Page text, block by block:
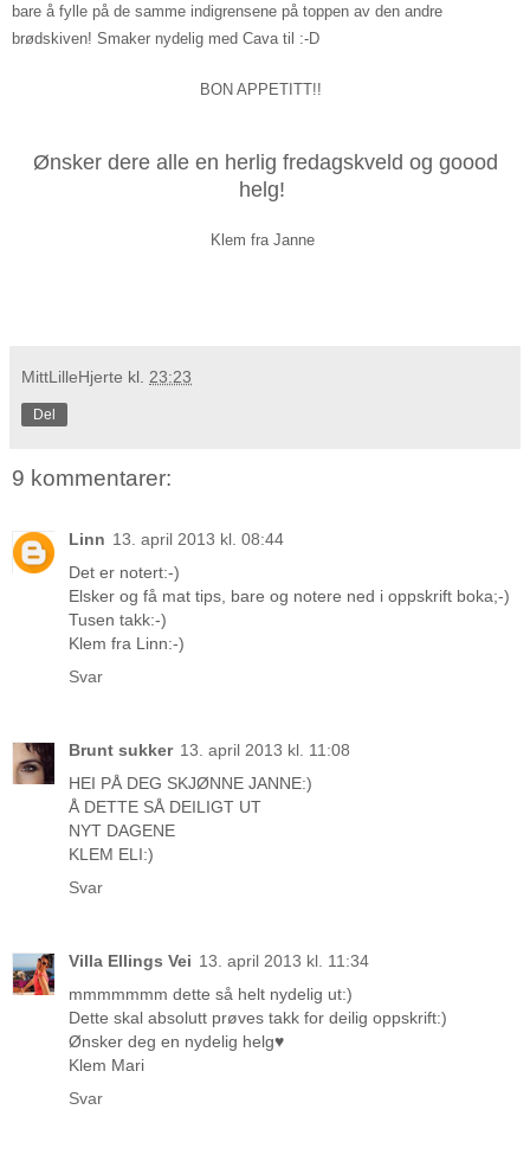
bare å fylle på de samme indigrensene på toppen av den andre
brødskiven! Smaker nydelig med Cava til :-D
BON APPETITT!!
Ønsker dere alle en herlig fredagskveld og goood
helg!
Klem fra Janne
MittLilleHjerte kl. 23:23
Del
9 kommentarer:
Linn 13. april 2013 kl. 08:44
Det er notert:-)
Elsker og få mat tips, bare og notere ned i oppskrift boka;-)
Tusen takk:-)
Klem fra Linn:-)
Svar
Brunt sukker 13. april 2013 kl. 11:08
HEI PÅ DEG SKJØNNE JANNE:)
Å DETTE SÅ DEILIGT UT
NYT DAGENE
KLEM ELI:)
Svar
Villa Ellings Vei 13. april 2013 kl. 11:34
mmmmmmm dette så helt nydelig ut:)
Dette skal absolutt prøves takk for deilig oppskrift:)
Ønsker deg en nydelig helg♥
Klem Mari
Svar